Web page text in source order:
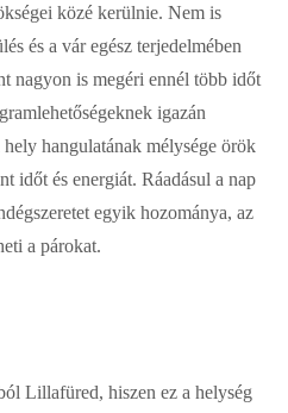
közé kerülnie. Nem is
és a vár egész terjedelmében
nagyon is megéri ennél több időt
igazán
hangulatának mélysége örök
időt és energiát. Ráadásul a nap
egyik hozománya, az
a párokat.
Lillafüred, hiszen ez a helység